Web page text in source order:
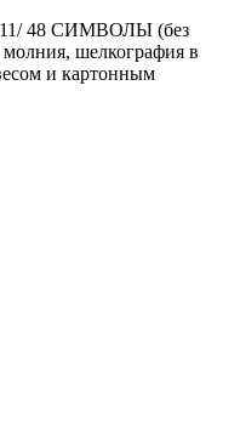
48 СИМВОЛЫ (без
шелкография в
и картонным